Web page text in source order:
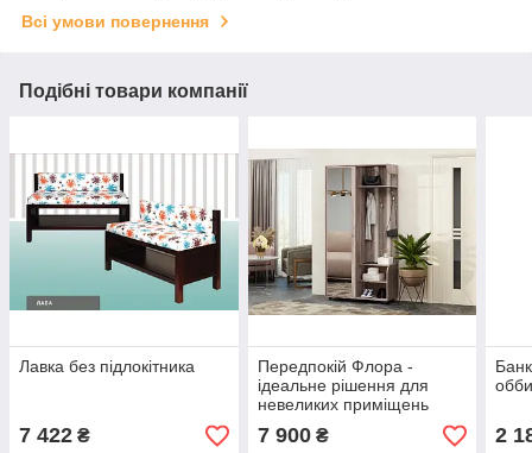
Всі умови повернення
Подібні товари компанії
Лавка без підлокітника
7 422 ₴
Передпокій Флора -
ідеальне рішення для
невеликих приміщень
7 900₴ 2